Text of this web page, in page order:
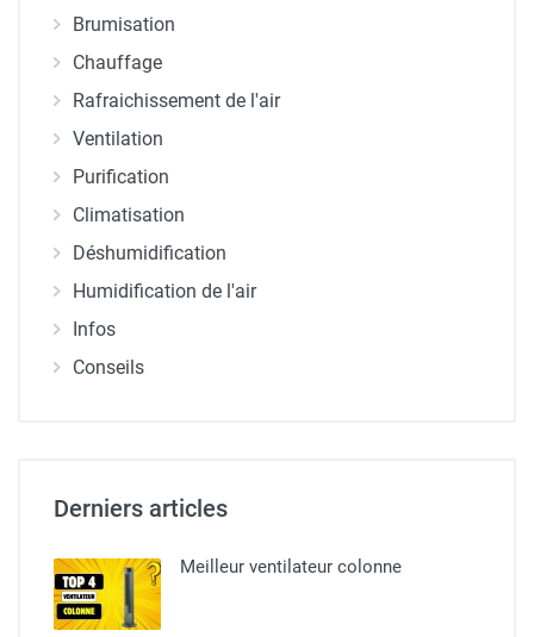
Brumisation
Chauffage
Rafraichissement de l'air
Ventilation
Purification
Climatisation
Déshumidification
Humidification de l'air
Infos
Conseils
Derniers articles
Meilleur ventilateur colonne